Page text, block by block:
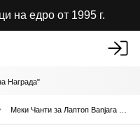
на едро от 1995 г.
Награда"